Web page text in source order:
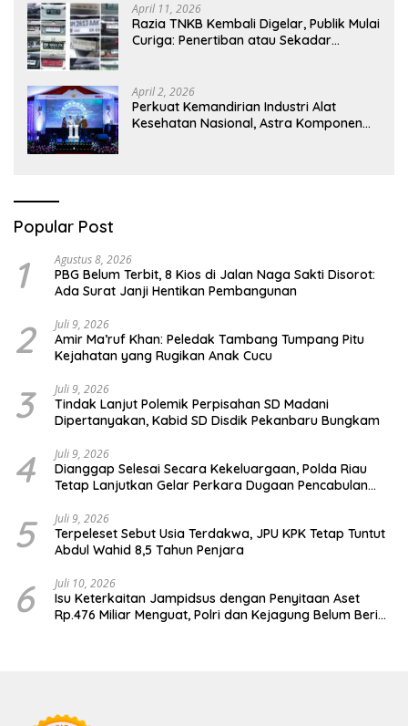
April 11, 2026
Razia TNKB Kembali Digelar, Publik Mulai
Curiga: Penertiban atau Sekadar
April 2, 2026
Perkuat Kemandirian Industri Alat
Kesehatan Nasional, Astra Komponen
Popular Post
1 Agustus 8, 2026
PBG Belum Terbit, 8 Kios di Jalan Naga Sakti Disorot:
Ada Surat Janji Hentikan Pembangunan
2 Juli 9, 2026
Amir Ma’ruf Khan: Peledak Tambang Tumpang Pitu
Kejahatan yang Rugikan Anak Cucu
3 Juli 9, 2026
Tindak Lanjut Polemik Perpisahan SD Madani
Dipertanyakan, Kabid SD Disdik Pekanbaru Bungkam
4 Juli 9, 2026
Dianggap Selesai Secara Kekeluargaan, Polda Riau
Tetap Lanjutkan Gelar Perkara Dugaan Pencabulan
5 Juli 9, 2026
Terpeleset Sebut Usia Terdakwa, JPU KPK Tetap Tuntut
Abdul Wahid 8,5 Tahun Penjara
6 Juli 10, 2026
Isu Keterkaitan Jampidsus dengan Penyitaan Aset
Rp.476 Miliar Menguat, Polri dan Kejagung Belum Beri